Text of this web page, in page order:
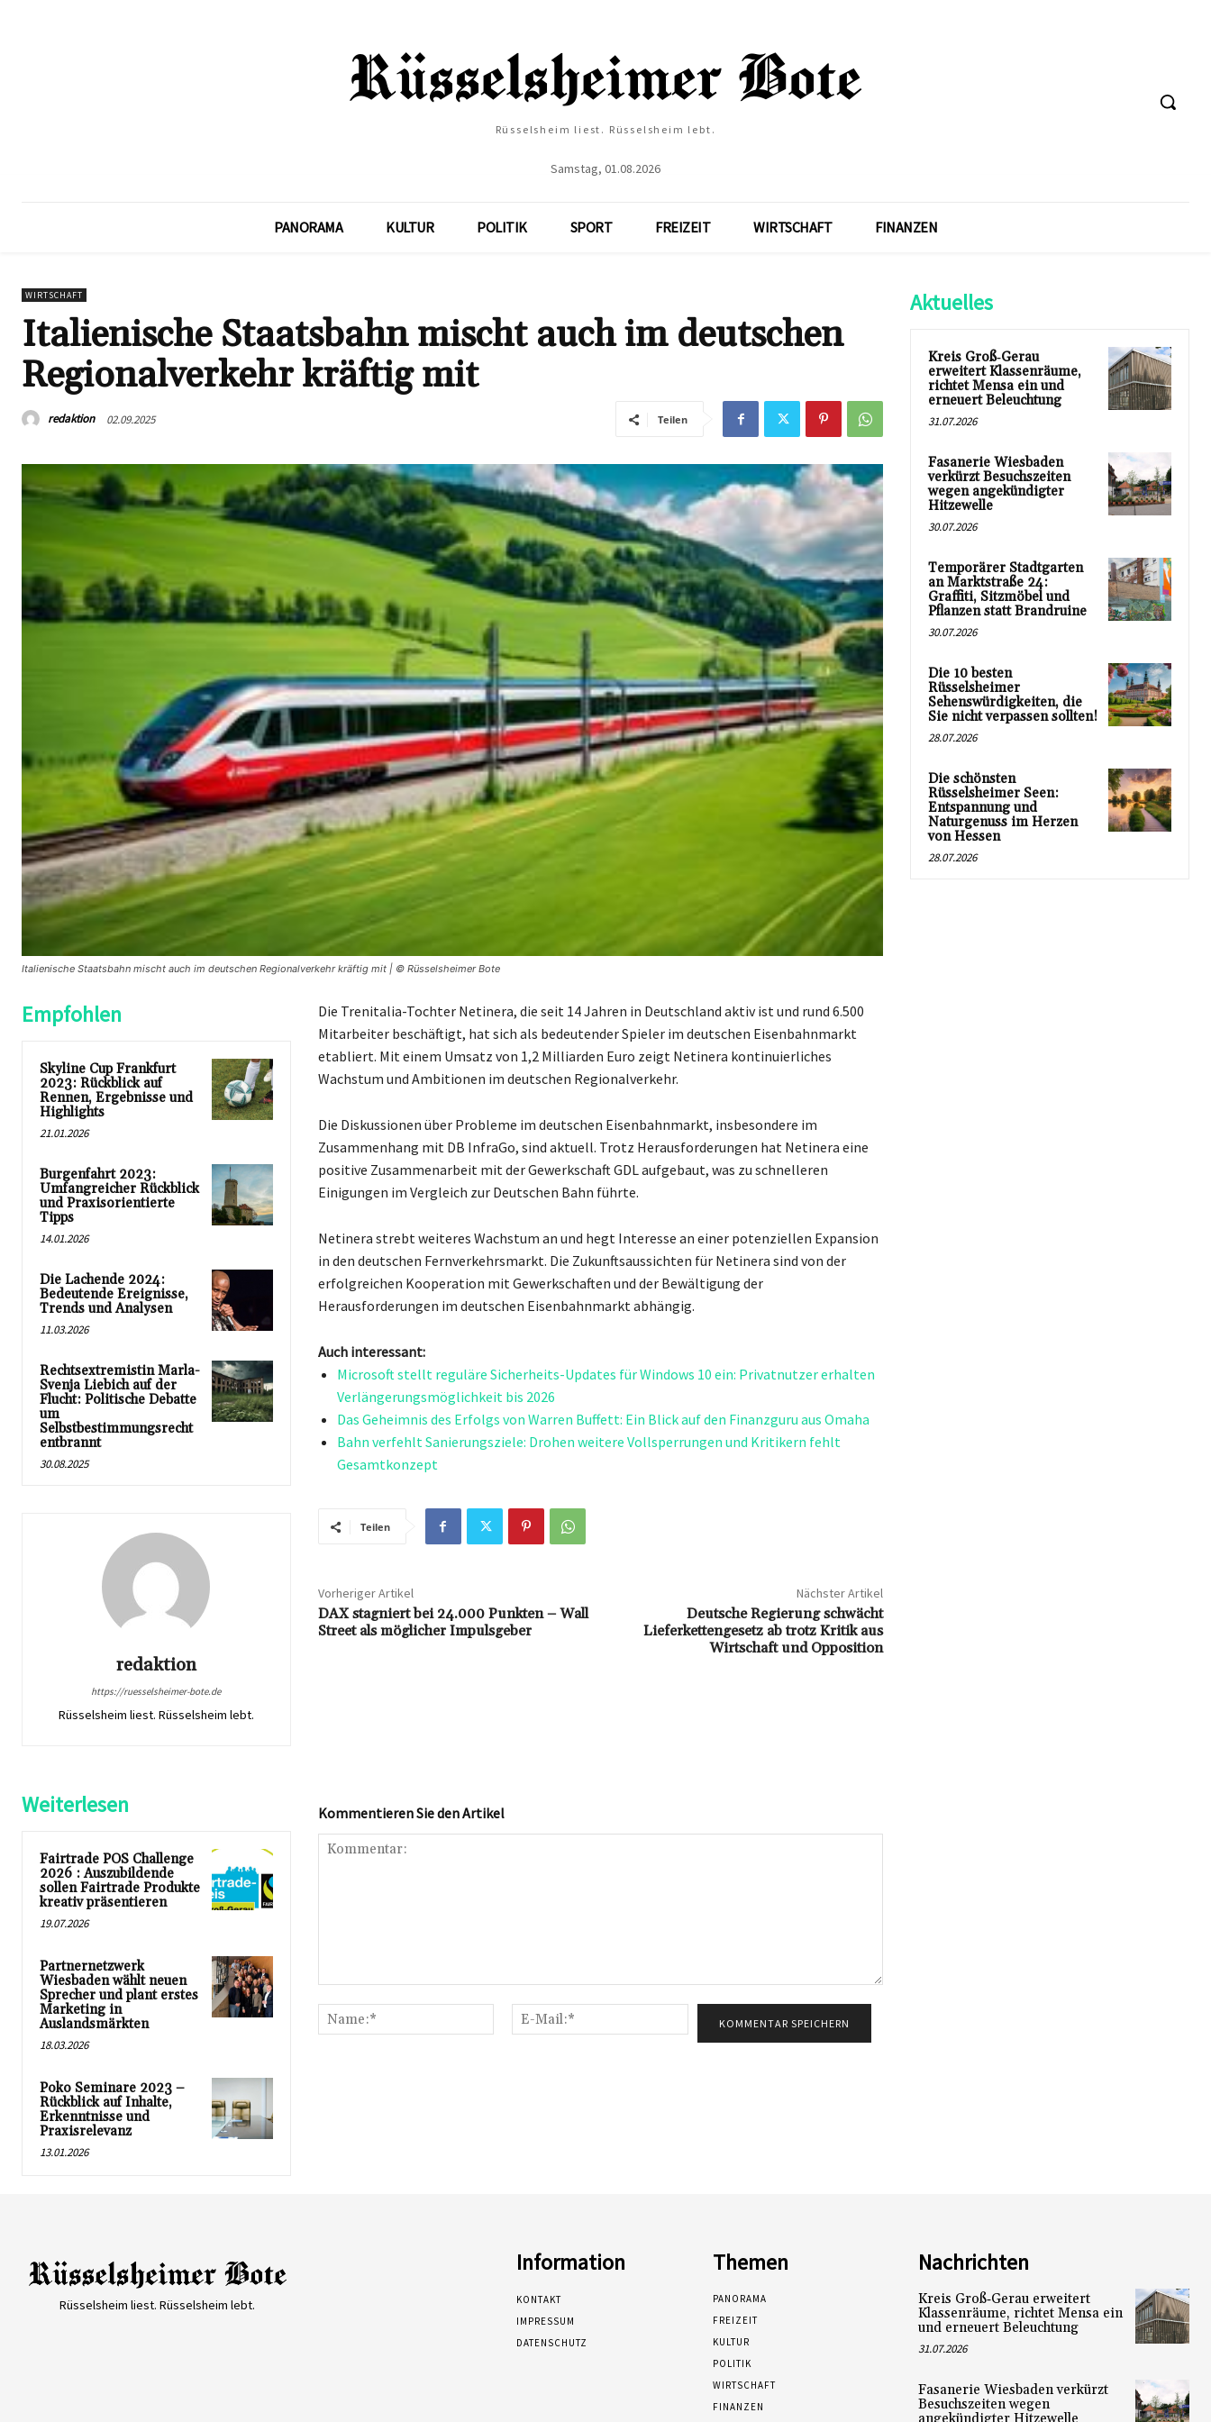
Rüsselsheim liest. Rüsselsheim lebt.
Samstag, 01.08.2026
PANORAMA KULTUR POLITIK SPORT FREIZEIT WIRTSCHAFT FINANZEN
WIRTSCHAFT
Italienische Staatsbahn mischt auch im deutschen
Regionalverkehr kräftig mit
redaktion 02.09.2025 Teilen
Italienische Staatsbahn mischt auch im deutschen Regionalverkehr kräftig mit | © Rüsselsheimer Bote
Empfohlen
Skyline Cup Frankfurt
2023: Rückblick auf
Rennen, Ergebnisse und
Highlights
21.01.2026
Burgenfahrt 2023:
Umfangreicher Rückblick
und Praxisorientierte
Tipps
14.01.2026
Die Lachende 2024:
Bedeutende Ereignisse,
Trends und Analysen
11.03.2026
Rechtsextremistin Marla-
Svenja Liebich auf der
Flucht: Politische Debatte
um
Selbstbestimmungsrecht
entbrannt
30.08.2025
redaktion
https://ruesselsheimer-bote.de
Rüsselsheim liest. Rüsselsheim lebt.
Die Trenitalia-Tochter Netinera, die seit 14 Jahren in Deutschland aktiv ist und rund 6.500
Mitarbeiter beschäftigt, hat sich als bedeutender Spieler im deutschen Eisenbahnmarkt
etabliert. Mit einem Umsatz von 1,2 Milliarden Euro zeigt Netinera kontinuierliches
Wachstum und Ambitionen im deutschen Regionalverkehr.
Die Diskussionen über Probleme im deutschen Eisenbahnmarkt, insbesondere im
Zusammenhang mit DB InfraGo, sind aktuell. Trotz Herausforderungen hat Netinera eine
positive Zusammenarbeit mit der Gewerkschaft GDL aufgebaut, was zu schnelleren
Einigungen im Vergleich zur Deutschen Bahn führte.
Netinera strebt weiteres Wachstum an und hegt Interesse an einer potenziellen Expansion
in den deutschen Fernverkehrsmarkt. Die Zukunftsaussichten für Netinera sind von der
erfolgreichen Kooperation mit Gewerkschaften und der Bewältigung der
Herausforderungen im deutschen Eisenbahnmarkt abhängig.
Auch interessant:
Microsoft stellt reguläre Sicherheits-Updates für Windows 10 ein: Privatnutzer erhalten
Verlängerungsmöglichkeit bis 2026
Das Geheimnis des Erfolgs von Warren Buffett: Ein Blick auf den Finanzguru aus Omaha
Bahn verfehlt Sanierungsziele: Drohen weitere Vollsperrungen und Kritikern fehlt
Gesamtkonzept
Teilen
Vorheriger Artikel
DAX stagniert bei 24.000 Punkten – Wall
Street als möglicher Impulsgeber
Nächster Artikel
Deutsche Regierung schwächt
Lieferkettengesetz ab trotz Kritik aus
Wirtschaft und Opposition
Weiterlesen
Fairtrade POS Challenge
2026 : Auszubildende
sollen Fairtrade Produkte
kreativ präsentieren
19.07.2026
Partnernetzwerk
Wiesbaden wählt neuen
Sprecher und plant erstes
Marketing in
Auslandsmärkten
18.03.2026
Poko Seminare 2023 –
Rückblick auf Inhalte,
Erkenntnisse und
Praxisrelevanz
13.01.2026
Kommentieren Sie den Artikel
Name:*
Mail:*
Aktuelles
Kreis Groß‑Gerau
erweitert Klassenräume,
richtet Mensa ein und
erneuert Beleuchtung
31.07.2026
Fasanerie Wiesbaden
verkürzt Besuchszeiten
wegen angekündigter
Hitzewelle
30.07.2026
Temporärer Stadtgarten
an Marktstraße 24:
Graffiti, Sitzmöbel und
Pflanzen statt Brandruine
30.07.2026
Die 10 besten
Rüsselsheimer
Sehenswürdigkeiten, die
Sie nicht verpassen sollten!
28.07.2026
Die schönsten
Rüsselsheimer Seen:
Entspannung und
Naturgenuss im Herzen
von Hessen
28.07.2026
Rüsselsheim liest. Rüsselsheim lebt.
Information
KONTAKT
IMPRESSUM
DATENSCHUTZ
Themen
PANORAMA
FREIZEIT
KULTUR
POLITIK
WIRTSCHAFT
FINANZEN
Nachrichten
Kreis Groß‑Gerau erweitert
Klassenräume, richtet Mensa ein
und erneuert Beleuchtung
31.07.2026
Fasanerie Wiesbaden verkürzt
Besuchszeiten wegen